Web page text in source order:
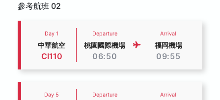
參考航班 02
Day 1
中華航空
CI110
Departure
桃園國際機場
06:50
Arrival
福岡機場
09:55
Day 5 Departure Arrival